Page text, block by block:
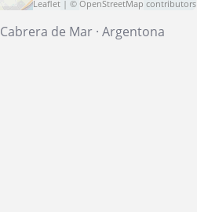
Leaflet | ©OpenStreetMap contributors
Cabrera de Mar · Argentona